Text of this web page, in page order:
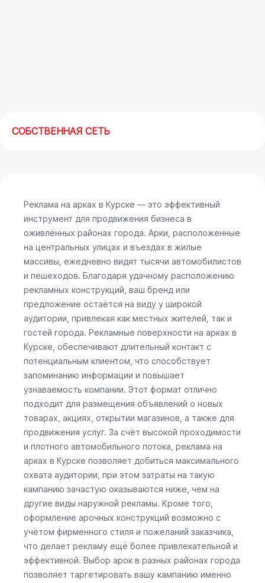
СОБСТВЕННАЯ СЕТЬ
Реклама на арках в Курске — это эффективный
инструмент для продвижения бизнеса в
оживлённых районах города. Арки, расположенные
на центральных улицах и въездах в жилые
массивы, ежедневно видят тысячи автомобилистов
и пешеходов. Благодаря удачному расположению
рекламных конструкций, ваш бренд или
предложение остаётся на виду у широкой
аудитории, привлекая как местных жителей, так и
гостей города. Рекламные поверхности на арках в
Курске, обеспечивают длительный контакт с
потенциальным клиентом, что способствует
запоминанию информации и повышает
узнаваемость компании. Этот формат отлично
подходит для размещения объявлений о новых
товарах, акциях, открытии магазинов, а также для
продвижения услуг. За счёт высокой проходимости
и плотного автомобильного потока, реклама на
арках в Курске позволяет добиться максимального
охвата аудитории, при этом затраты на такую
кампанию зачастую оказываются ниже, чем на
другие виды наружной рекламы. Кроме того,
оформление арочных конструкций возможно с
учётом фирменного стиля и пожеланий заказчика,
что делает рекламу ещё более привлекательной и
эффективной. Выбор арок в разных районах города
позволяет таргетировать вашу кампанию именно